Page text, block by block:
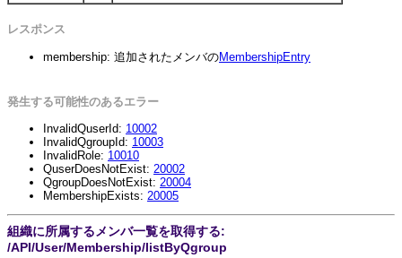
レスポンス
membership: 追加されたメンバのMembershipEntry
発生する可能性のあるエラー
InvalidQuserId: 10002
InvalidQgroupId: 10003
InvalidRole: 10010
QuserDoesNotExist: 20002
QgroupDoesNotExist: 20004
MembershipExists: 20005
組織に所属するメンバ一覧を取得する:
/API/User/Membership/listByQgroup